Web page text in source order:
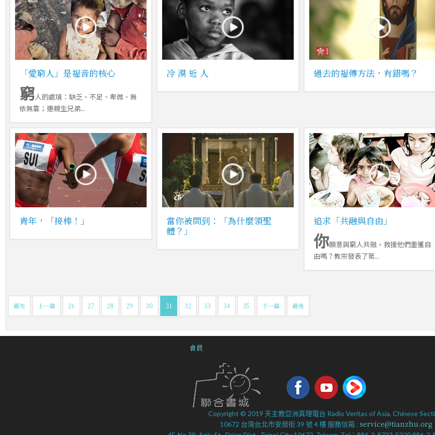
「愛窮人」是福音的核心
窮人的處境：缺乏、不足、卑微、無
依無靠；連親生兄弟...
冷 漠 近 人 過去的福傳方法，有錯嗎？
青年，「接棒！」
當你被問到：「為什麼領聖
體？」
追求「共融與自由」
你願意與窮人共融，救援他們重獲自
由嗎？教宗發表了第...
最先 上一篇 26 27 28 29 30 31 32 33 34 35 下一篇 最後
會員
Copyright © 2019 天主教亞洲真理電台 Radio Veritas of Asia, Chinese
10672 台灣台北市安居街 39 號 4 樓 服務信箱 : service@tianzhu.org